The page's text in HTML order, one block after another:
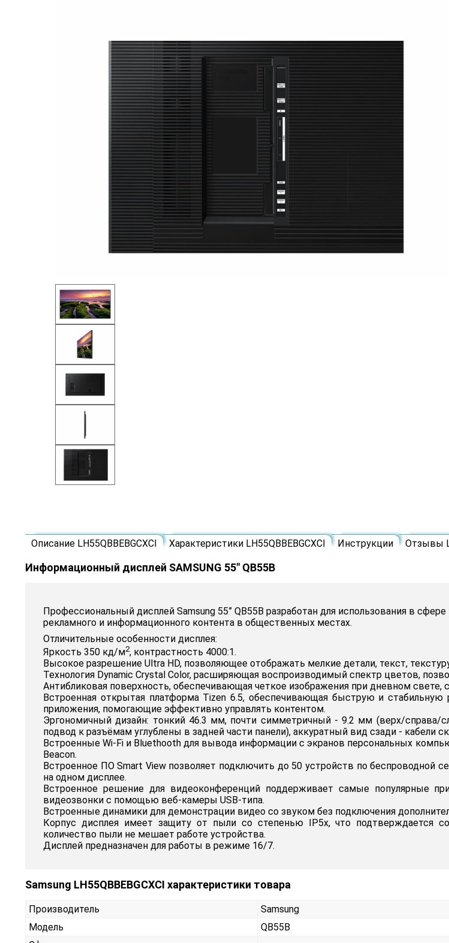
Описание LH55QBBEBGCXCI Характеристики LH55QBBEBGCXCI Инструкции Отзывы
Информационный дисплей SAMSUNG 55" QB55B
Профессиональный дисплей Samsung 55” QB55B разработан для использования в
рекламного и информационного контента в общественных местах.
Отличительные особенности дисплея:
Яркость 350 кд/м2, контрастность 4000:1.
Высокое разрешение Ultra HD, позволяющее отображать мелкие детали, текст,
Технология Dynamic Crystal Color, расширяющая воспроизводимый спектр цветов,
Антибликовая поверхность, обеспечивающая четкое изображения при дневном свете,
Встроенная открытая платформа Tizen 6.5, обеспечивающая быструю и
приложения, помогающие эффективно управлять контентом.
Эргономичный дизайн: тонкий 46.3 мм, почти симметричный - 9.2 мм (верх/справа/
подвод к разъёмам углублены в задней части панели), аккуратный вид сзади - кабели
Встроенные Wi-Fi и Bluethooth для вывода информации с экранов персональных
Beacon.
Встроенное ПО Smart View позволяет подключить до 50 устройств по беспроводной
на одном дисплее.
Встроенное решение для видеоконференций поддерживает самые популярные
видеозвонки с помощью веб-камеры USB-типа.
Встроенные динамики для демонстрации видео со звуком без подключения
Корпус дисплея имеет защиту от пыли со степенью IP5x, что подтверждается
количество пыли не мешает работе устройства.
Дисплей предназначен для работы в режиме 16/7.
Samsung LH55QBBEBGCXCI характеристики товара
Производитель
Samsung
Модель
QB55B